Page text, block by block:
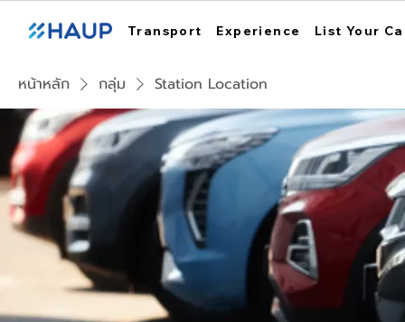
Transport Experience List Your
หน้าหลัก กลุ่ม Station Location